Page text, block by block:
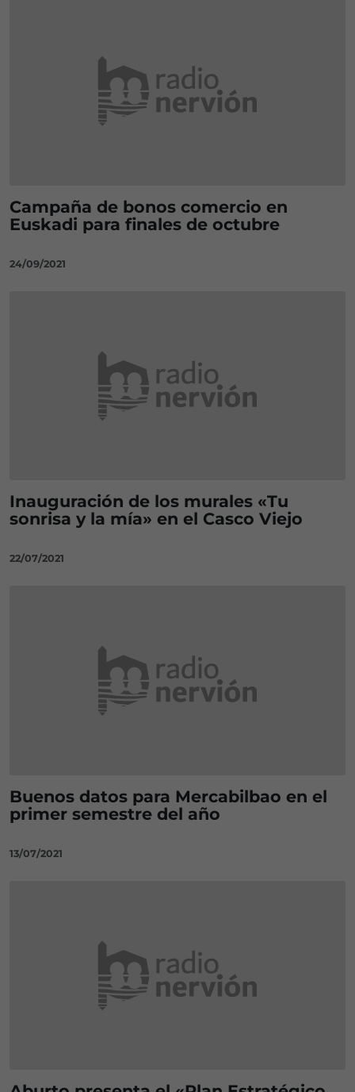
Campaña de bonos comercio en
Euskadi para finales de octubre
24/09/2021
Inauguración de los murales «Tu
sonrisa y la mía» en el Casco Viejo
22/07/2021
Buenos datos para Mercabilbao en el
primer semestre del año
13/07/2021